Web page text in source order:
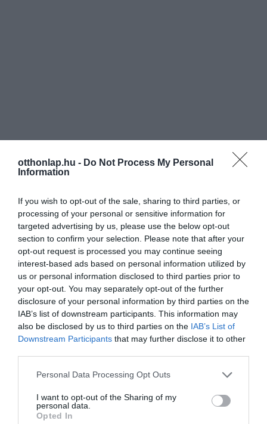
otthonlap.hu - Do Not Process My Personal
Information
If you wish to opt-out of the sale, sharing to third parties, or
processing of your personal or sensitive information for
targeted advertising by us, please use the below opt-out
section to confirm your selection. Please note that after your
opt-out request is processed you may continue seeing
interest-based ads based on personal information utilized by
us or personal information disclosed to third parties prior to
your opt-out. You may separately opt-out of the further
disclosure of your personal information by third parties on the
IAB’s list of downstream participants. This information may
also be disclosed by us to third parties on the IAB’s List of
Downstream Participants that may further disclose it to other
Please note that this website/app uses one or more Google
not limited to your visit or usage behaviour. You may click to
grant or deny consent to Google and its third-party tags to
use your data for below specified purposes in below Google
Personal Data Processing Opt Outs
I want to opt-out of the Sharing of my
personal data.
Opted In